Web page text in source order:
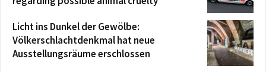
Licht ins Dunkel der Gewölbe:
Völkerschlachtdenkmal hat neue
Ausstellungsräume erschlossen